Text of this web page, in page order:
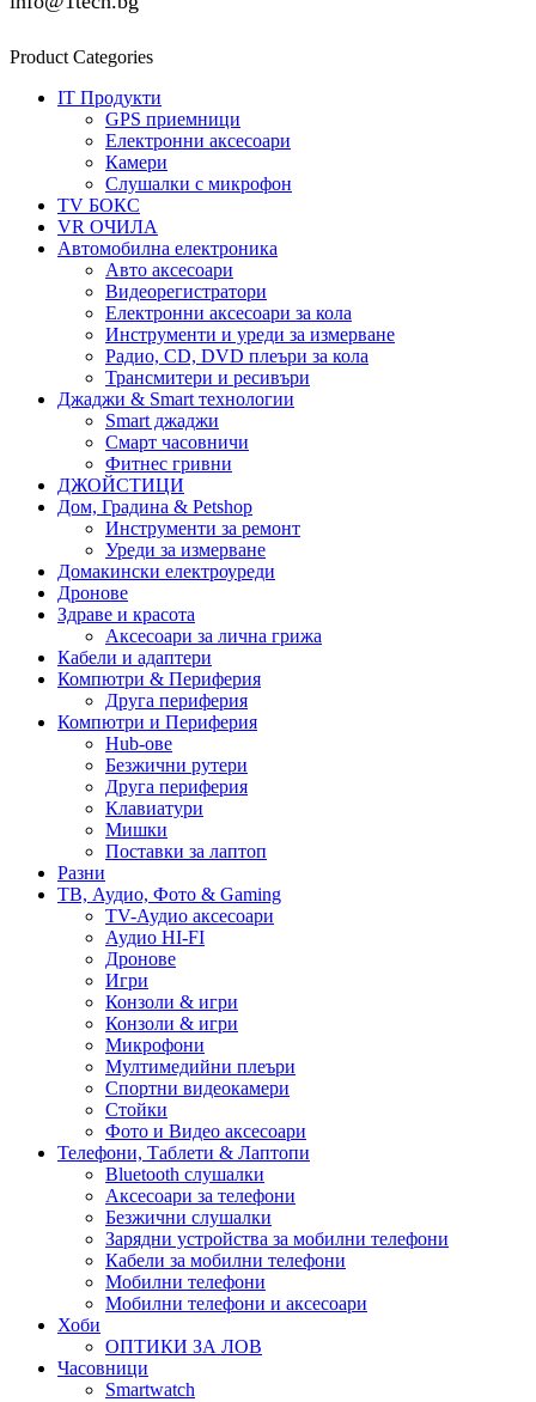
Product Categories
IT Продукти
GPS приемници
Електронни аксесоари
Камери
Слушалки с микрофон
TV БОКС
VR ОЧИЛА
Автомобилна електроника
Авто аксесоари
Видеорегистратори
Електронни аксесоари за кола
Инструменти и уреди за измерване
Радио, CD, DVD плеъри за кола
Трансмитери и ресивъри
Джаджи & Smart технологии
Smart джаджи
Смарт часовничи
Фитнес гривни
ДЖОЙСТИЦИ
Дом, Градина & Petshop
Инструменти за ремонт
Уреди за измерване
Домакински електроуреди
Дронове
Здраве и красота
Аксесоари за лична грижа
Кабели и адаптери
Компютри & Периферия
Друга периферия
Компютри и Периферия
Hub-ове
Безжични рутери
Друга периферия
Клавиатури
Мишки
Поставки за лаптоп
Разни
ТВ, Аудио, Фото & Gaming
TV-Аудио аксесоари
Аудио HI-FI
Дронове
Игри
Конзоли & игри
Конзоли & игри
Микрофони
Мултимедийни плеъри
Спортни видеокамери
Стойки
Фото и Видео аксесоари
Телефони, Таблети & Лаптопи
Bluetooth слушалки
Аксесоари за телефони
Безжични слушалки
Зарядни устройства за мобилни телефони
Кабели за мобилни телефони
Мобилни телефони
Мобилни телефони и аксесоари
Хоби
ОПТИКИ ЗА ЛОВ
Часовници
Smartwatch